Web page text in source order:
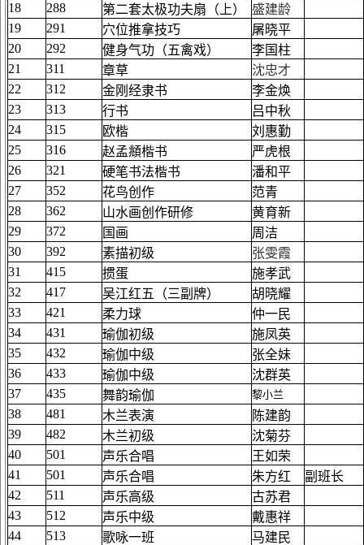
18
288 第二套太极功夫扇（上）
盛建龄
19
291 穴位推拿技巧
屠晓平
20
292 健身气功（五禽戏）
李国柱
21
311 章草
沈忠才
22
312 金刚经隶书
李金焕
23
313 行书
吕中秋
24
315 欧楷
刘惠勤
25
316 赵孟頫楷书
严虎根
26
321 硬笔书法楷书
潘和平
27
352 花鸟创作
范青
28
362 山水画创作研修
黄育新
29
372 国画
周洁
30
392 素描初级
张雯霞
31
415 掼蛋
施孝武
32
417 吴江红五（三副牌）
胡晓耀
33
421 柔力球
仲一民
34
431 瑜伽初级
施凤英
35
432 瑜伽中级
张全妹
36
433 瑜伽中级
沈群英
37
435 舞韵瑜伽 黎小兰
38 481 木兰表演
陈建韵
39
482 木兰初级
沈菊芬
40
501 声乐合唱
王如荣
41
501 声乐合唱 朱方红
副班长
42
511 声乐高级
古苏君
43
512 声乐中级
戴惠祥
44
513 歌咏一班
马建民